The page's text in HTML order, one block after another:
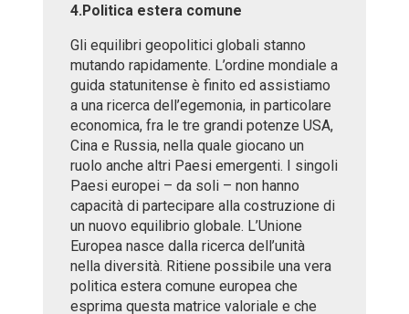
4.Politica estera comune
Gli equilibri geopolitici globali stanno
mutando rapidamente. L’ordine mondiale a
guida statunitense è finito ed assistiamo
a una ricerca dell’egemonia, in particolare
economica, fra le tre grandi potenze USA,
Cina e Russia, nella quale giocano un
ruolo anche altri Paesi emergenti. I singoli
Paesi europei – da soli – non hanno
capacità di partecipare alla costruzione di
un nuovo equilibrio globale. L’Unione
Europea nasce dalla ricerca dell’unità
nella diversità. Ritiene possibile una vera
politica estera comune europea che
esprima questa matrice valoriale e che